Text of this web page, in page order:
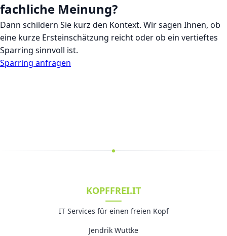
fachliche Meinung?
Dann schildern Sie kurz den Kontext. Wir sagen Ihnen, ob
eine kurze Ersteinschätzung reicht oder ob ein vertieftes
Sparring sinnvoll ist.
Sparring anfragen
KOPFFREI.IT
IT Services für einen freien Kopf
Jendrik Wuttke